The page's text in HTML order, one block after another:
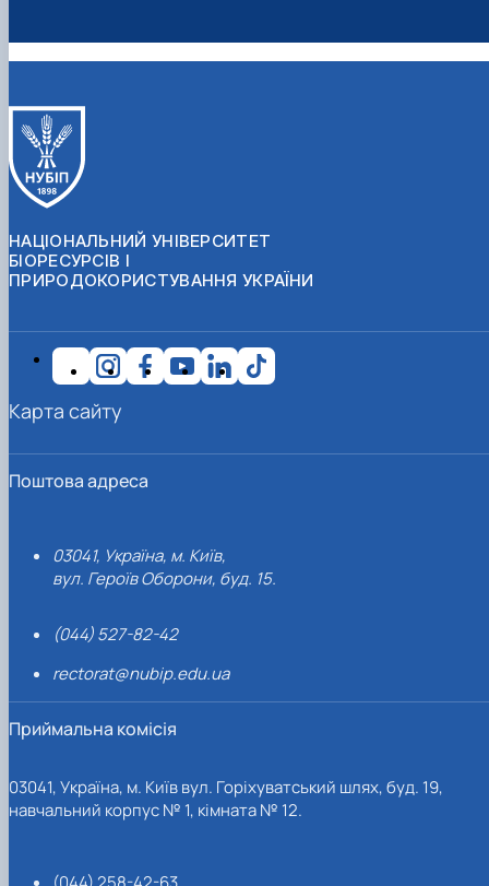
НАЦІОНАЛЬНИЙ УНІВЕРСИТЕТ
БІОРЕСУРСІВ І
ПРИРОДОКОРИСТУВАННЯ УКРАЇНИ
Поштова адреса
03041, Україна, м. Київ,
вул. Героїв Оборони, буд. 15.
(044) 527-82-42
rectorat@nubip.edu.ua
Приймальна комісія
03041, Україна, м. Київ вул. Горіхуватський шлях, буд. 19,
навчальний корпус № 1, кімната № 12.
Карта сайту